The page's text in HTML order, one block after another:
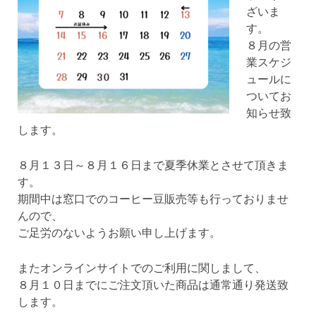
ざいま
す。
８月の営
業スケジ
ュールに
ついてお
知らせ致
します。
８月１３日～８月１６日まで夏季休業とさせて頂きま
す。
期間中は窓口でのコーヒー豆販売等も行っておりませ
んので、
ご足労のないようお願い申し上げます。
またオンラインサイトでのご利用に関しまして、
８月１０日までにご注文頂いた商品は通常通り発送致
します。